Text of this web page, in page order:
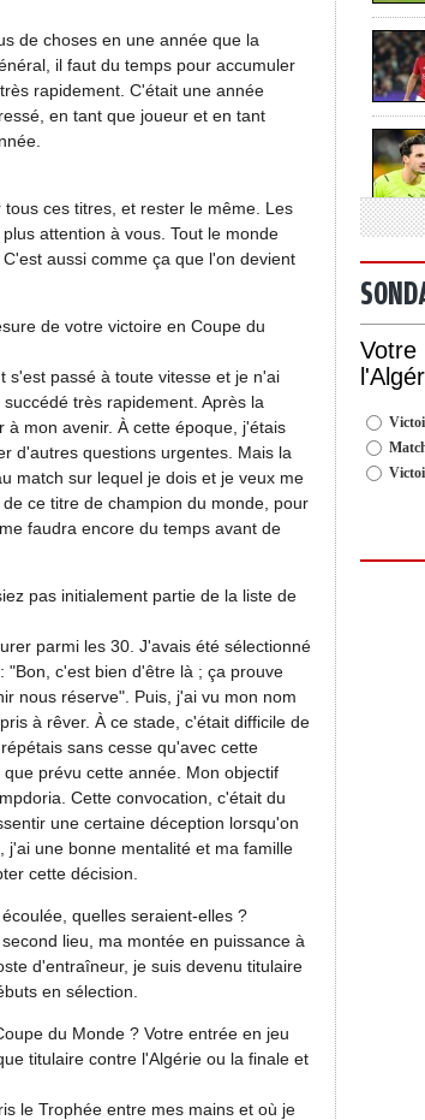
de choses en une année que la
il faut du temps pour accumuler
rapidement. C'était une année
en tant que joueur et en tant
ces titres, et rester le même. Les
attention à vous. Tout le monde
aussi comme ça que l'on devient
de votre victoire en Coupe du
s'est passé à toute vitesse et je n'ai
très rapidement. Après la
mon avenir. À cette époque, j'étais
d'autres questions urgentes. Mais la
match sur lequel je dois et je veux me
ce titre de champion du monde, pour
faudra encore du temps avant de
pas initialement partie de la liste de
parmi les 30. J'avais été sélectionné
"Bon, c'est bien d'être là ; ça prouve
nous réserve". Puis, j'ai vu mon nom
à rêver. À ce stade, c'était difficile de
sans cesse qu'avec cette
prévu cette année. Mon objectif
Cette convocation, c'était du
une certaine déception lorsqu'on
j'ai une bonne mentalité et ma famille
cette décision.
quelles seraient-elles ?
lieu, ma montée en puissance à
d'entraîneur, je suis devenu titulaire
en sélection.
du Monde ? Votre entrée en jeu
titulaire contre l'Algérie ou la finale et
le Trophée entre mes mains et où je
Votre